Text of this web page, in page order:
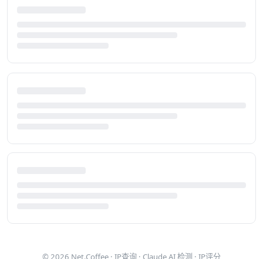
© 2026 Net.Coffee · IP查询 · Claude AI 检测 · IP评分